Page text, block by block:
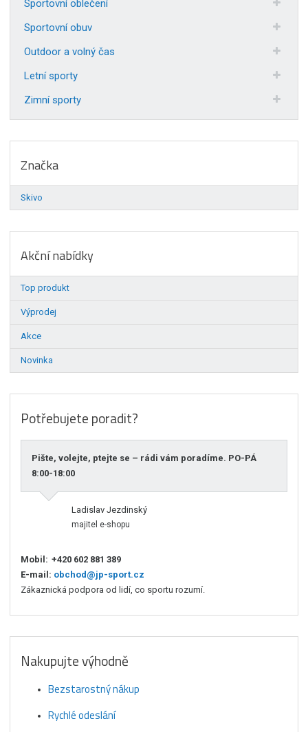
Sportovní oblečení
Sportovní obuv
Outdoor a volný čas
Letní sporty
Zimní sporty
Značka
Skivo
Akční nabídky
Top produkt
Výprodej
Akce
Novinka
Potřebujete poradit?
Pište, volejte, ptejte se – rádi vám poradíme. PO-PÁ
8:00-18:00
Ladislav Jezdinský
majitel e-shopu
Mobil: +420 602 881 389
E-mail: obchod@jp-sport.cz
Zákaznická podpora od lidí, co sportu rozumí.
Nakupujte výhodně
Bezstarostný nákup
Rychlé odeslání